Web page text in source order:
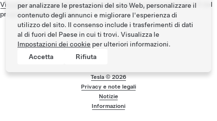
Visualizza i dettagli relativi a idoneità, crediti e premiper la fase 9 del
programma referral Tesla.
Menu a piè di
Tesla ©2026
Privacy e note legali
Notizie
Informazioni
per analizzare le prestazioni del sito Web, personalizzare il
contenuto degli annunci e migliorare l'esperienza di
utilizzo del sito. Il consenso include i trasferimenti di dati
al di fuori del Paese in cui ti trovi. Visualizza le
Impostazioni dei cookie per ulteriori informazioni.
Accetta
Rifiuta